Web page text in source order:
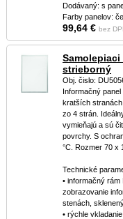
Dodávaný: s
Farby panelov:
99,64 € bez
Samolepiaci
strieborný
Obj. čislo:
Informačný
kratších
zo 4 strán.
vymieňajú a sú
povrchy. S
°C. Rozmer 70 x
Technické
• informačný
zobrazovanie
stenách,
• rýchle